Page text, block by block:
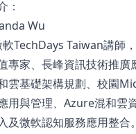
：
Wu
軟TechDays Taiwan講師
專家、長峰資訊技術推廣
雲基礎架構規劃、校園
用與管理、Azure混和雲
及微軟認知服務應用整合。